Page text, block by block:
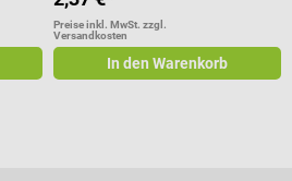
Preise inkl. MwSt. zzgl.
Versandkosten
In den Warenkorb